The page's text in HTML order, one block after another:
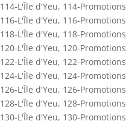
114-L'Île d'Yeu, 114-Promotions
116-L'Île d'Yeu, 116-Promotions
118-L'Île d'Yeu, 118-Promotions
120-L'Île d'Yeu, 120-Promotions
122-L'Île d'Yeu, 122-Promotions
124-L'Île d'Yeu, 124-Promotions
126-L'Île d'Yeu, 126-Promotions
128-L'Île d'Yeu, 128-Promotions
130-L'Île d'Yeu, 130-Promotions